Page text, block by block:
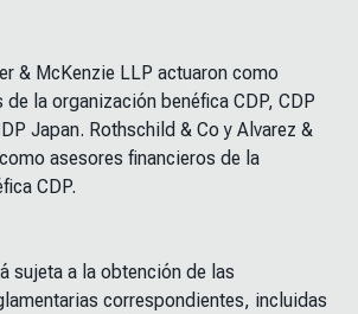
& McKenzie LLP actuaron como
la organización benéfica CDP, CDP
Japan. Rothschild & Co y Alvarez &
asesores financieros de la
CDP.
sujeta a la obtención de las
correspondientes, incluidas